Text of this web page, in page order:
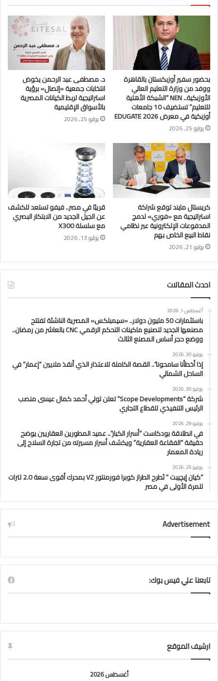
بحضور سفير أوزبكستان بالقاهرة
ووفد من وزارة التعليم العالي
الأوزبكية.. NEN “الشبكة الأهلية
للتعليم” تستضيف 10 جامعات
أوزبكية في معرض EDUGATE 2026
يوليو 25, 2026
د. مصطفى عبد الرحمن يخوض
انتخابات جمعية «إتصال» برؤية
استراتيجية لربط الكيانات المصرية
بالأسواق الإقليمية
يوليو 25, 2026
كريستال مايند توقع شراكة
استراتيجية مع «فوري» لدمج
المدفوعات الإلكترونية عبر نظامي
نقاط البيع الخاص بهم
يوليو 21, 2026
قريبًا في مصر.. فيفو تستعد للكشف
عن الجيل الجديد من الابتكار البصري
مع سلسلة X300
يوليو 13, 2026
احدث المقالات
أغسطس 1, 2026
باستثمارات 50 مليون دولار.. «سيمبلكس» المصرية الناشئة تفتتح
مصنعها الجديد لتصنيع ماكينات التحكم الرقمي CNC بالعاشر من رمضان..
ووضع حجر أساس المصنع الثالث
يوليو 30, 2026
إذا أخطأنا سامحونا”.. القصة الكاملة للاعتذار الذي أنقذ ملايين “إعمار” في
الساحل الشمالي
يوليو 30, 2026
شركة “Scope Developments” تعلن تولي أحمد كمال عيسى منصب
الرئيس التنفيذي للقطاع التجاري
يوليو 29, 2026
في انطلاقة بودكاست “أسرار الكبار”.. عميد المطورين العقاريين يوضح
حقيقة “الفقاعة العقارية” ويكشف أسرار مسيرته من تجارة السلاح إلى
ريادة المعمار
يوليو 25, 2026
“كيان إيچيبت ” تَطرح الطراز كوبرا فورمنتور VZ بمحرك أقوى سعة 2.0 لترات
للمرة الأولى في مصر
Advertisement
تابعنا علي فيس بوك:
ارشيف الموقع
أغسطس 2026